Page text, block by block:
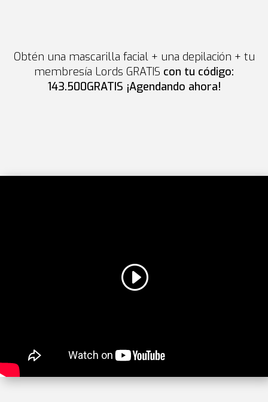
Obtén una mascarilla facial + una depilación + tu
membresía Lords GRATIS con tu código:
143.500GRATIS ¡Agendando ahora!